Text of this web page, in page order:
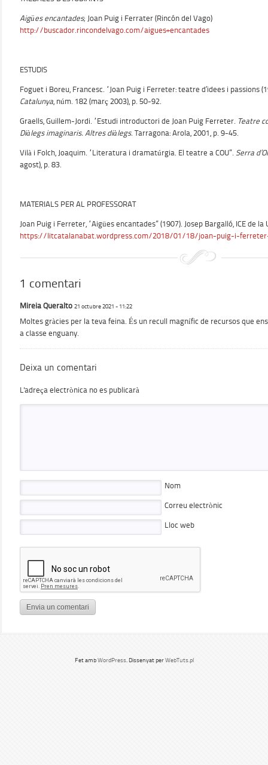
Aigües encantades; Joan Puig i Ferrater (Rincón del Vago)
http://buscador.rincondelvago.com/aigues+encantades
ESTUDIS
Foguet i Boreu, Francesc. “Joan Puig i Ferreter: teatre d’idees i passions
Catalunya, núm. 182 (març 2003), p. 50-92.
Graells, Guillem-Jordi. “Estudi introductori de Joan Puig Ferreter. Teatre
Diàlegs imaginaris. Altres diàlegs. Tarragona: Arola, 2001, p. 9-45.
Vilà i Folch, Joaquim. “Literatura i dramatúrgia. El teatre a COU”. Serra
agost), p. 83.
MATERIALS PER AL PROFESSORAT
Joan Puig i Ferreter, “Aigües encantades” (1907). Josep Bargalló, ICE de la
https://litcatalanabat.wordpress.com/2018/01/18/joan-puig-i-
1 comentari
Mireia Queralto 21 octubre 2021 - 11:22
Moltes gràcies per la teva feina. És un recull magnífic de recursos que
a classe enguany.
Deixa un comentari
L'adreça electrònica no es publicarà
Nom
Correu electrònic
Lloc web
Fet ambWordPress. Dissenyat perWebTuts.pl